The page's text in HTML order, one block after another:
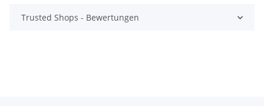
Trusted Shops - Bewertungen